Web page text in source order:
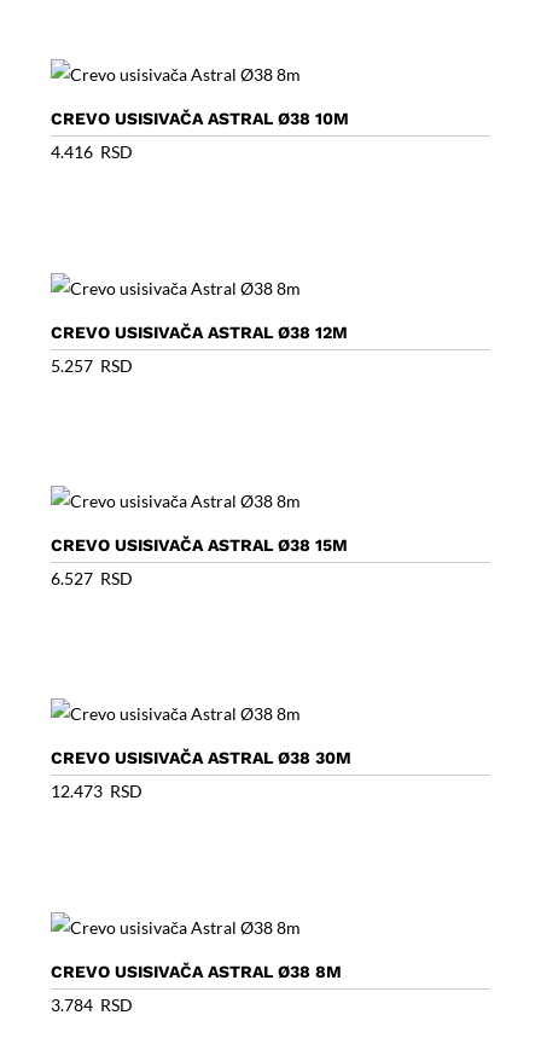
CREVO USISIVAČA ASTRAL Ø38 10M
4.416 RSD
CREVO USISIVAČA ASTRAL Ø38 12M
5.257 RSD
CREVO USISIVAČA ASTRAL Ø38 15M
6.527 RSD
CREVO USISIVAČA ASTRAL Ø38 30M
12.473 RSD
CREVO USISIVAČA ASTRAL Ø38 8M
3.784 RSD